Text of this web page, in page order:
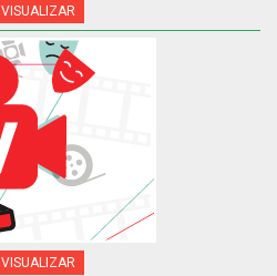
VISUALIZAR
VISUALIZAR